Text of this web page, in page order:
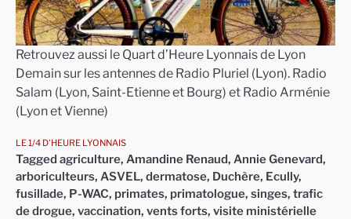
Retrouvez aussi le Quart d’Heure Lyonnais de Lyon
Demain sur les antennes de Radio Pluriel (Lyon). Radio
Salam (Lyon, Saint-Etienne et Bourg) et Radio Arménie
(Lyon et Vienne)
LE 1/4 D'HEURE LYONNAIS
Tagged agriculture, Amandine Renaud, Annie Genevard,
arboriculteurs, ASVEL, dermatose, Duchère, Ecully,
fusillade, P-WAC, primates, primatologue, singes, trafic
de drogue, vaccination, vents forts, visite ministérielle